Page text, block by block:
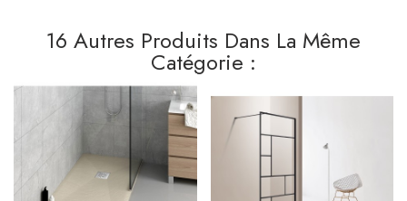
16 Autres Produits Dans La Même
Catégorie :